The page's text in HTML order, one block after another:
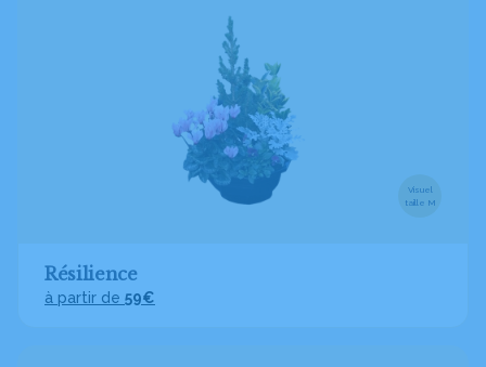
Visuel
taille M
Résilience
à partir de 59€